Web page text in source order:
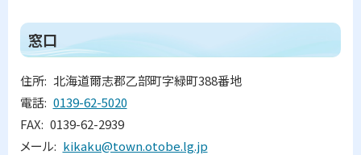
ト
ッ
プ
に
戻
る
窓口
住所 北海道爾志郡乙部町字緑町388番地
電話 0139-62-5020
FAX 0139-62-2939
メール
kikaku@town.otobe.lg.jp